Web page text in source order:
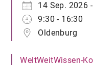
14 Sep. 2026
9:30 - 16:30
Oldenburg
WeltWeitWissen-